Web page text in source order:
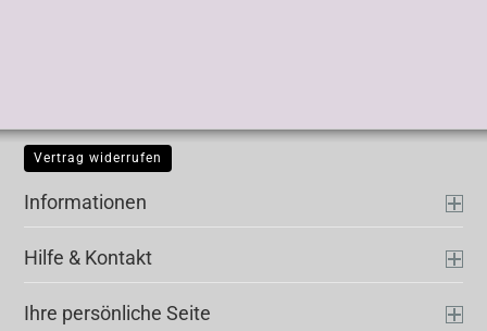
Vertrag widerrufen
Informationen
Hilfe & Kontakt
Ihre persönliche Seite